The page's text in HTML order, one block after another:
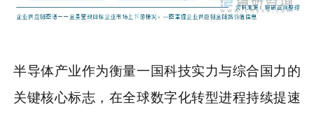
半导体产业作为衡量一国科技实力与综合国力的
关键核心标志，在全球数字化转型进程持续提速